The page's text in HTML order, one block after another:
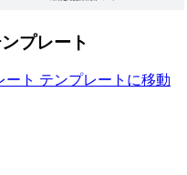
プレート
ート テンプレートに移動